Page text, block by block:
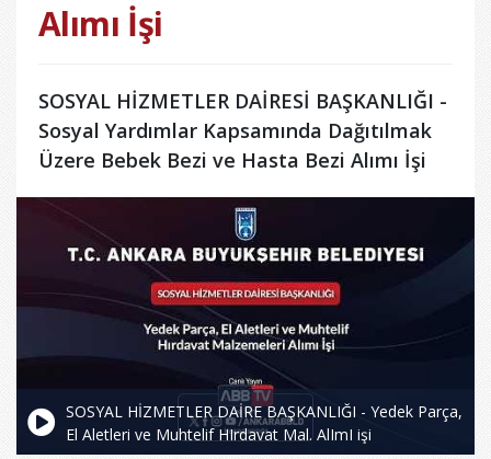
Alımı İşi
SOSYAL HİZMETLER DAİRESİ BAŞKANLIĞI -
Sosyal Yardımlar Kapsamında Dağıtılmak
Üzere Bebek Bezi ve Hasta Bezi Alımı İşi
SOSYAL HİZMETLER DAİRE BAŞKANLIĞI - Yedek Parça,
El Aletleri ve Muhtelif HIrdavat Mal. AlImI işi